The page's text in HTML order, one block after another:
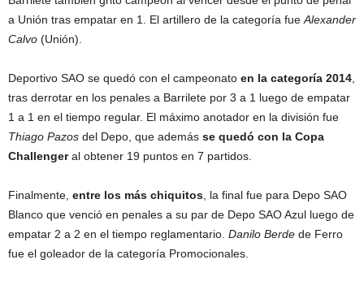
a Unión tras empatar en 1. El artillero de la categoría fue Alexander
Calvo (Unión).
Deportivo SAO se quedó con el campeonato en la categoría 2014
tras derrotar en los penales a Barrilete por 3 a 1 luego de empatar
1 a 1 en el tiempo regular. El máximo anotador en la división fue
Thiago Pazos del Depo, que además se quedó con la Copa
Challengeral obtener 19 puntos en 7 partidos.
Finalmente, entre los más chiquitos , la final fue para Depo SAO
Blanco que venció en penales a su par de Depo SAO Azul luego de
empatar 2 a 2 en el tiempo reglamentario. Danilo Berde de Ferro
fue el goleador de la categoría Promocionales.